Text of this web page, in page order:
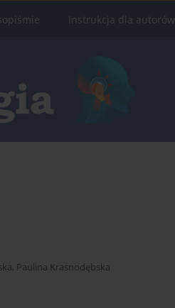
Instrukcja dla autorów
, Paulina Krasnodębska